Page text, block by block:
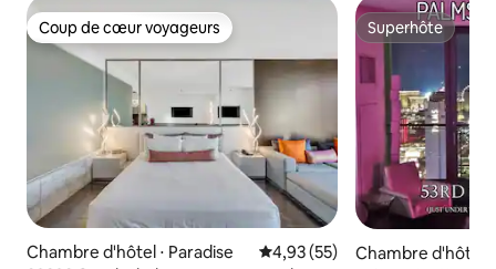
Coup de cœur voyageurs
Coup de cœur voyageurs
Chambre d'hôtel ⋅ Paradise Évaluation moyenne sur la
4,93 (55)
Superhôte
Superhôte
Chambre d'hôtel